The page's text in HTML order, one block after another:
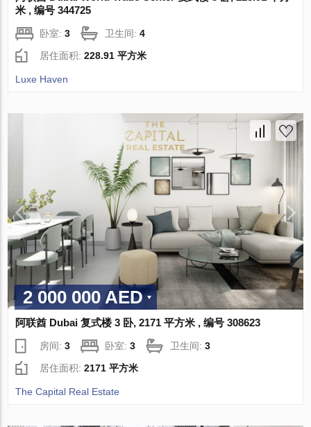
米 , 编号 344725
卧室:3 卫生间:4
居住面积:228.91 平方米
Luxe Haven
2 000 000 AED
阿联酋 Dubai 复式楼 3 卧, 2171 平方米 , 编号 308623
房间:3 卧室:3 卫生间:3
居住面积:2171 平方米
The Capital Real Estate